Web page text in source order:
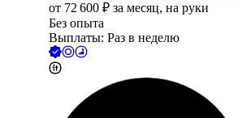
от 72 600 ₽ за месяц, на руки
Без опыта
Выплаты: Раз в неделю